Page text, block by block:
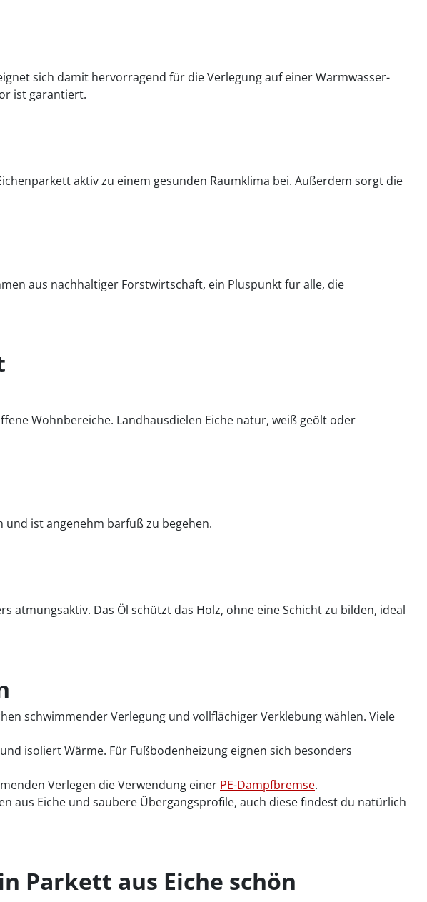
sich damit hervorragend für die Verlegung auf einer Warmwasser-
ist garantiert.
aktiv zu einem gesunden Raumklima bei. Außerdem sorgt die
aus nachhaltiger Forstwirtschaft, ein Pluspunkt für alle, die
Wohnbereiche. Landhausdielen Eiche natur, weiß geölt oder
ist angenehm barfuß zu begehen.
Das Öl schützt das Holz, ohne eine Schicht zu bilden, ideal
schwimmender Verlegung und vollflächiger Verklebung wählen. Viele
isoliert Wärme. Für Fußbodenheizung eignen sich besonders
Verlegen die Verwendung einer PE-Dampfbremse.
aus Eiche und saubere Übergangsprofile, auch diese findest du natürlich
Parkett aus Eiche schön